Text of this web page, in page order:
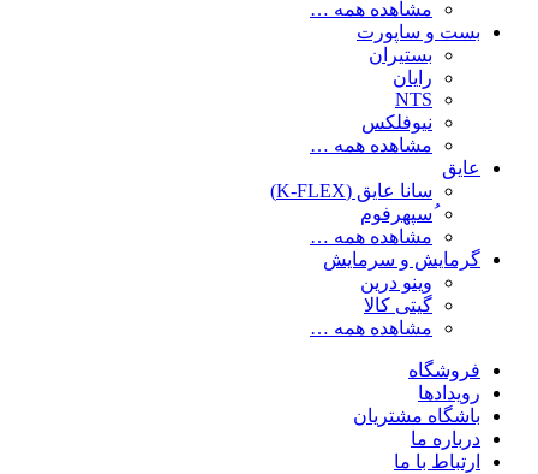
مشاهده همه …
بست و ساپورت
بستیران
رایان
NTS
نیوفلکس
مشاهده همه …
عایق
سانا عایق (K-FLEX)
ُسپهرفوم
مشاهده همه …
گرمایش و سرمایش
وینو درین
گیتی کالا
مشاهده همه …
فروشگاه
رویدادها
باشگاه مشتریان
درباره ما
ارتباط با ما